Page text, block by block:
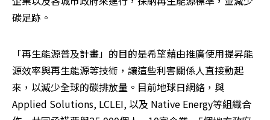
碳足跡。
「再生能源普及計畫」的目的是希望藉由推廣使用提昇能
源效率與再生能源等技術，讓這些利害關係人直接動起
來，以減少全球的碳排放量。目前地球日網絡，與
Applied Solutions, LCLEI, 以及 Native Energy等組織合